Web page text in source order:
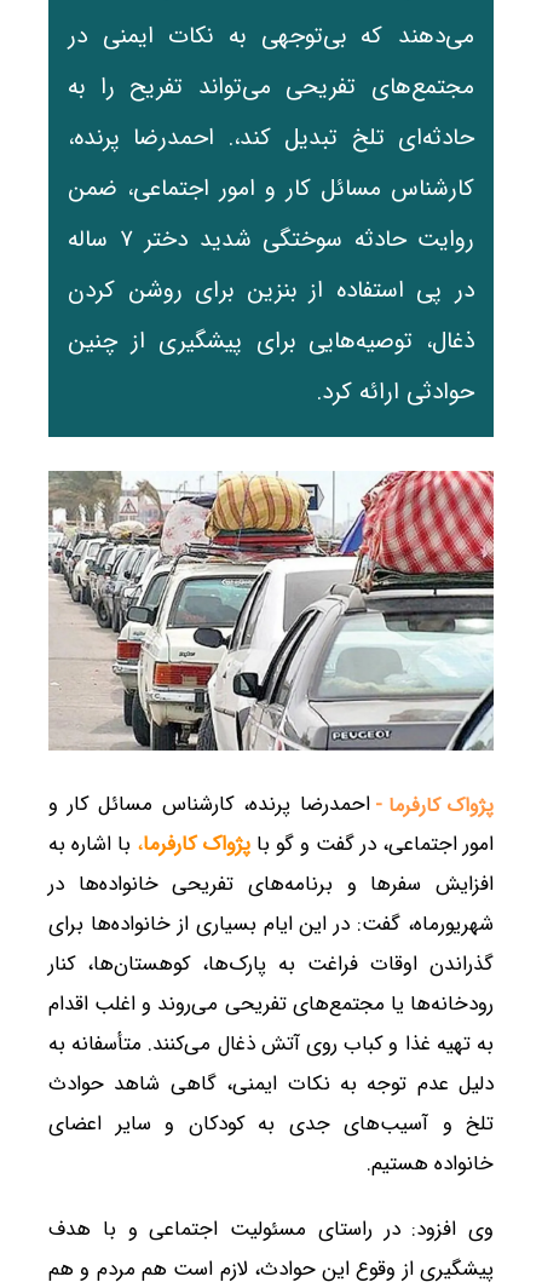
می‌دهند که بی‌توجهی به نکات ایمنی در
مجتمع‌های تفریحی می‌تواند تفریح را به
حادثه‌ای تلخ تبدیل کند،. احمدرضا پرنده،
کارشناس مسائل کار و امور اجتماعی، ضمن
روایت حادثه سوختگی شدید دختر ۷ ساله
در پی استفاده از بنزین برای روشن کردن
ذغال، توصیه‌هایی برای پیشگیری از چنین
حوادثی ارائه کرد.
پژواک کارفرما - احمدرضا پرنده، کارشناس مسائل کار و
امور اجتماعی، در گفت و گو با پژواک کارفرما، با اشاره به
افزایش سفرها و برنامه‌های تفریحی خانواده‌ها در
شهریورماه، گفت: در این ایام بسیاری از خانواده‌ها برای
گذراندن اوقات فراغت به پارک‌ها، کوهستان‌ها، کنار
رودخانه‌ها یا مجتمع‌های تفریحی می‌روند و اغلب اقدام
به تهیه غذا و کباب روی آتش ذغال می‌کنند. متأسفانه به
دلیل عدم توجه به نکات ایمنی، گاهی شاهد حوادث
تلخ و آسیب‌های جدی به کودکان و سایر اعضای
خانواده هستیم.
وی افزود: در راستای مسئولیت اجتماعی و با هدف
پیشگیری از وقوع این حوادث، لازم است هم مردم و هم